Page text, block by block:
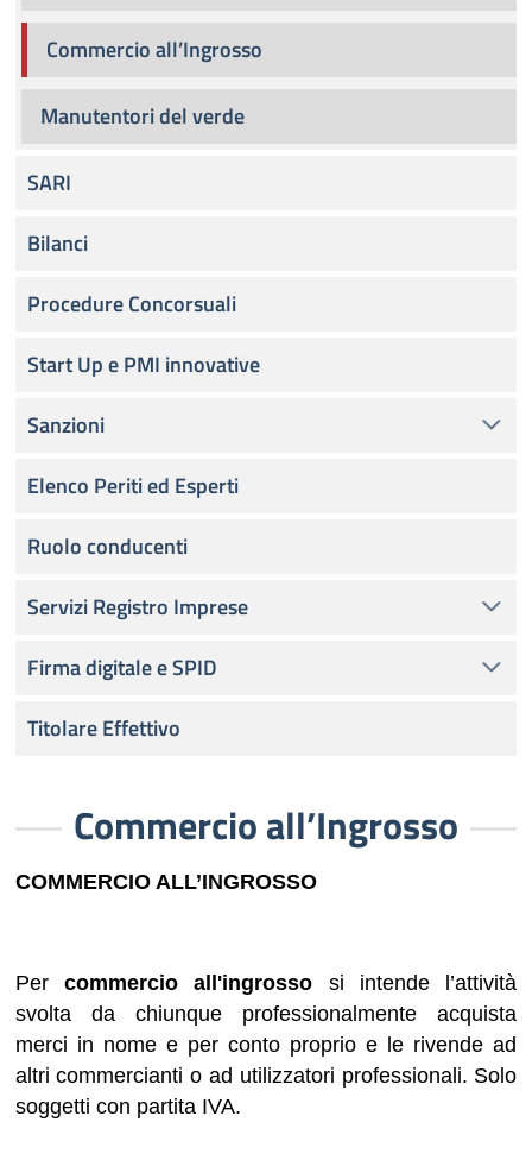
Commercio all’Ingrosso
COMMERCIO ALL’INGROSSO
Per commercio all'ingrosso si intende l’attività
svolta da chiunque professionalmente acquista
merci in nome e per conto proprio e le rivende ad
altri commercianti o ad utilizzatori professionali. Solo
soggetti con partita IVA.
Commercio all’Ingrosso
Manutentori del verde
SARI
Bilanci
Procedure Concorsuali
Start Up e PMI innovative
Sanzioni
Elenco Periti ed Esperti
Ruolo conducenti
Servizi Registro Imprese
Firma digitale e SPID
Titolare Effettivo